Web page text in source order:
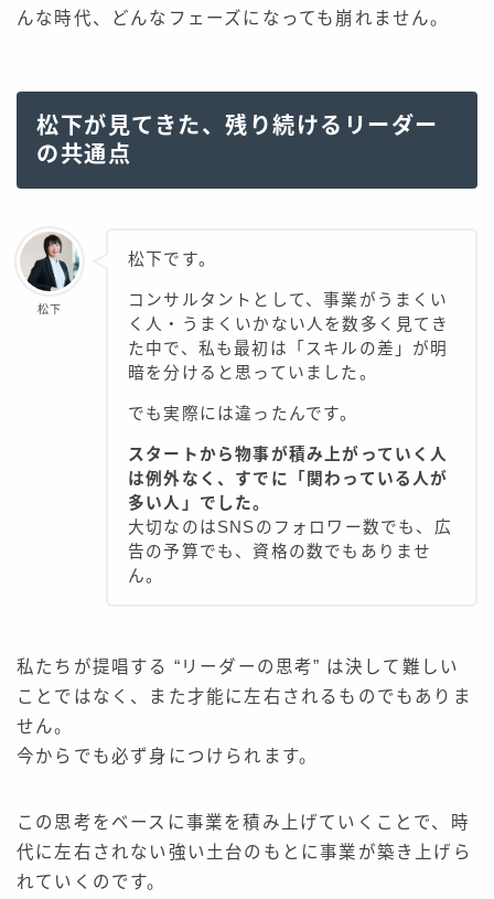
んな時代、どんなフェーズになっても崩れません。
松下が見てきた、残り続けるリーダー
の共通点
松下
松下です。
コンサルタントとして、事業がうまくい
く人・うまくいかない人を数多く見てき
た中で、私も最初は「スキルの差」が明
暗を分けると思っていました。
でも実際には違ったんです。
スタートから物事が積み上がっていく人
は例外なく、すでに「関わっている人が
多い人」でした。
大切なのはSNSのフォロワー数でも、広
告の予算でも、資格の数でもありませ
ん。
私たちが提唱する “リーダーの思考” は決して難しい
ことではなく、また才能に左右されるものでもありま
せん。
今からでも必ず身につけられます。
この思考をベースに事業を積み上げていくことで、時
代に左右されない強い土台のもとに事業が築き上げら
れていくのです。